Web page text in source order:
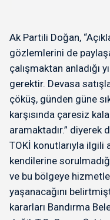
Ak Partili Doğan,
gözlemlerini de
çalışmaktan anladığı
gerektir. Devasa
çöküş, günden güne
karşısında çaresiz
aramaktadır.” diyerek
TOKİ konutlarıyla ilgili
kendilerine
ve bu bölgeye
yaşanacağını
kararları Bandırma